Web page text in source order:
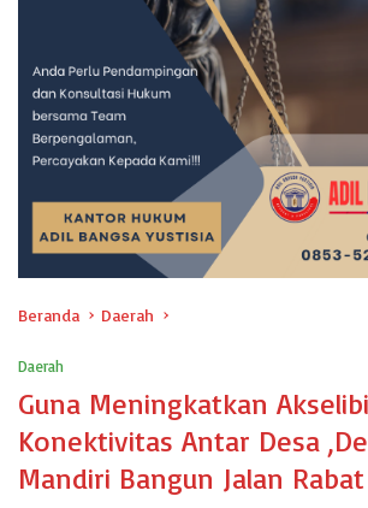
Beranda Daerah
Daerah
Guna Meningkatkan
Konektivitas Antar Desa
Mandiri Bangun Jalan